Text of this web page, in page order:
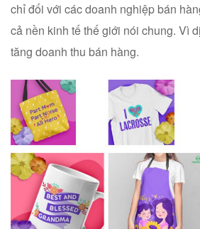
chỉ đối với các doanh nghiệp bán
cả nền kinh tế thế giới nói chung. Vì
tăng doanh thu bán hàng.